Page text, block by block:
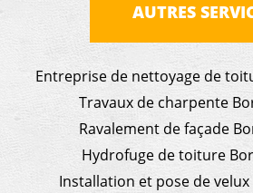
AUTRES
Entreprise de nettoyage de
Travaux de charpente
Ravalement de façade
Hydrofuge de toiture
Installation et pose de velux